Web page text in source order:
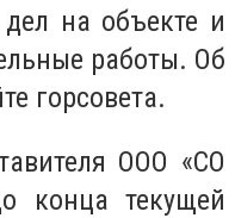
на объекте и
работы. Об
горсовета.
ООО «СО
конца текущей